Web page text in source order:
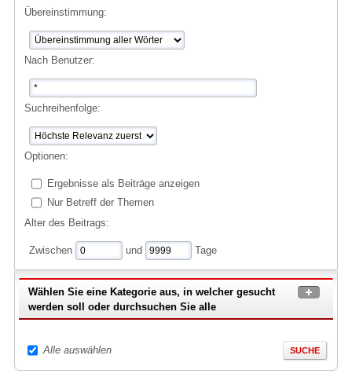
Übereinstimmung:
Nach Benutzer:
Suchreihenfolge:
Optionen:
Ergebnisse als Beiträge anzeigen
Nur Betreff der Themen
Alter des Beitrags:
Zwischen und Tage
Wählen Sie eine Kategorie aus, in welcher gesucht
werden soll oder durchsuchen Sie alle
Alle auswählen